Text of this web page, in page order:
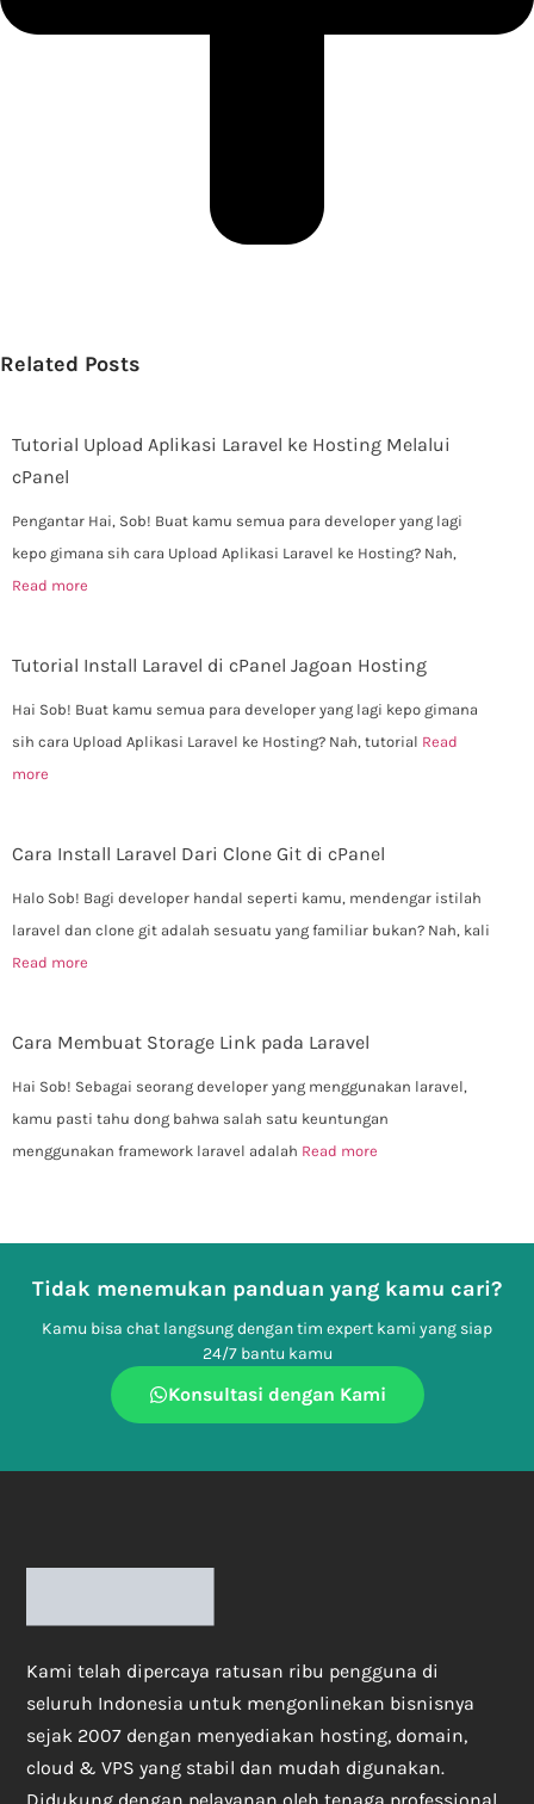
Related Posts
Tutorial Upload Aplikasi Laravel ke Hosting Melalui
cPanel
Pengantar Hai, Sob! Buat kamu semua para developer yang lagi
kepo gimana sih cara Upload Aplikasi Laravel ke Hosting? Nah,
Read more
Tutorial Install Laravel di cPanel Jagoan Hosting
Hai Sob! Buat kamu semua para developer yang lagi kepo gimana
sih cara Upload Aplikasi Laravel ke Hosting? Nah, tutorial Read
more
Cara Install Laravel Dari Clone Git di cPanel
Halo Sob! Bagi developer handal seperti kamu, mendengar istilah
laravel dan clone git adalah sesuatu yang familiar bukan? Nah, kali
Read more
Cara Membuat Storage Link pada Laravel
Hai Sob! Sebagai seorang developer yang menggunakan laravel,
kamu pasti tahu dong bahwa salah satu keuntungan
menggunakan framework laravel adalah Read more
Tidak menemukan panduan yang kamu cari?
Kamu bisa chat langsung dengan tim expert kami yang siap
24/7 bantu kamu
Konsultasi dengan Kami
Kami telah dipercaya ratusan ribu pengguna di
seluruh Indonesia untuk mengonlinekan bisnisnya
sejak 2007 dengan menyediakan hosting, domain,
cloud & VPS yang stabil dan mudah digunakan.